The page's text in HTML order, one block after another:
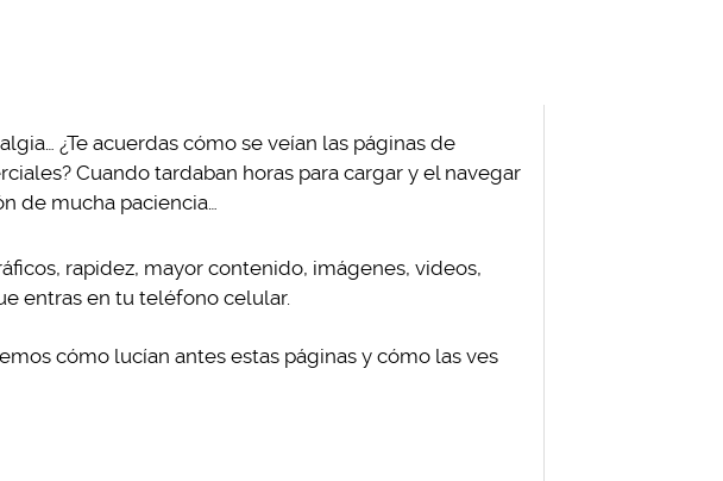
¿Te acuerdas cómo se veían las páginas de
Cuando tardaban horas para cargar y el navegar
de mucha paciencia…
rapidez, mayor contenido, imágenes, videos,
entras en tu teléfono celular.
cómo lucían antes estas páginas y cómo las ves